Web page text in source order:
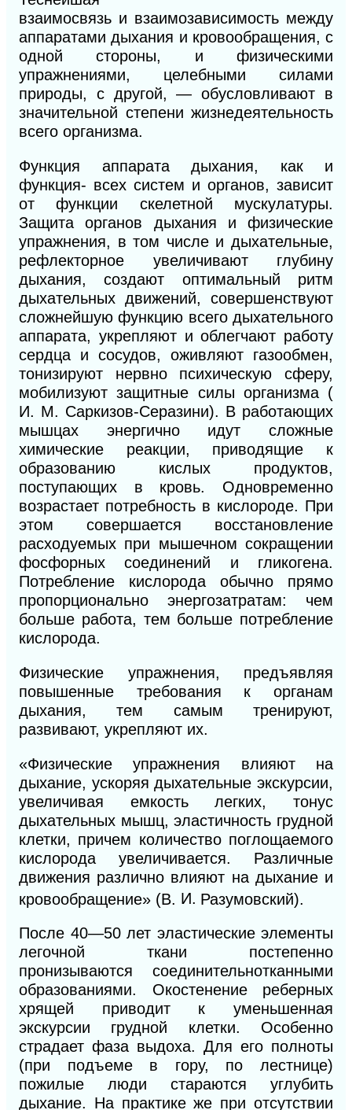
взаимосвязь и взаимозависимость между
аппаратами дыхания и кровообращения, с
одной стороны, и физическими
упражнениями, целебными силами
природы, с другой, — обусловливают в
значительной степени жизнедеятельность
всего организма.
Функция аппарата дыхания, как и
функция- всех систем и органов, зависит
от функции скелетной мускулатуры.
Защита органов дыхания и физические
упражнения, в том числе и дыхательные,
рефлекторное увеличивают глубину
дыхания, создают оптимальный ритм
дыхательных движений, совершенствуют
сложнейшую функцию всего дыхательного
аппарата, укрепляют и облегчают работу
сердца и сосудов, оживляют газообмен,
тонизируют нервно психическуюсферу,
мобилизуют защитные силы организма (
И. М. Саркизов-Серазини). В работающих
мышцах энергично идут сложные
химические реакции, приводящие к
образованию кислых продуктов,
поступающих в кровь. Одновременно
возрастает потребность в кислороде. При
этом совершается восстановление
расходуемых при мышечном сокращении
фосфорных соединений и гликогена.
Потребление кислорода обычно прямо
пропорционально энергозатратам: чем
больше работа, тем больше потребление
кислорода.
Физические упражнения, предъявляя
повышенные требования к органам
дыхания, тем самым тренируют,
развивают, укрепляют их.
«Физические упражнения влияют на
дыхание, ускоряя дыхательные экскурсии,
увеличивая емкость легких, тонус
дыхательных мышц, эластичность грудной
клетки, причем количество поглощаемого
кислорода увеличивается. Различные
движения различно влияют на дыхание и
кровообращение» (В. И. Разумовский).
После 40—50 лет эластические элементы
легочной ткани постепенно
пронизываются соединительнотканными
образованиями. Окостенение реберных
хрящей приводит куменьшенная
экскурсии грудной клетки. Особенно
страдает фаза выдоха. Для его полноты
(при подъеме в гору, по лестнице)
пожилые люди стараются углубить
дыхание. На практике же при отсутствии